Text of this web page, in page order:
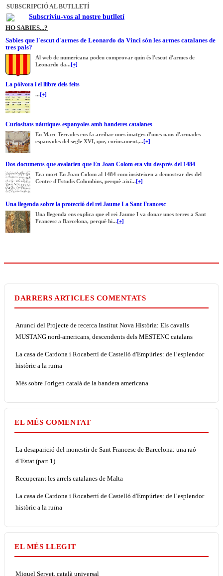
SUBSCRIPCIÓ AL BUTLLETÍ
Subscriviu-vos al nostre butlletí
HO SABIES...?
Sabies que l'escut d'armes de Leonardo da Vinci són les armes catalanes de
tres pals?
Al web de numericana podeu comprovar quin és l'escut d'armes de
Leonardo da... [+]
La pólvora i el llibre dels feits
... [+]
Curiositats nàutiques espanyoles amb banderes catalanes
En Marc Terrades ens fa arribar unes imatges d'unes naus d'armades
espanyoles del segle XVI, que, curiosament,... [+]
Dos documents que avalarien que En Joan Colom era viu després del 1484
Era mort En Joan Colom al 1484 com insisteixen a demostrar des del
Centre d'Estudis Colombins, perquè així... [+]
Una llegenda sobre la protecció del rei Jaume I a Sant Francesc
Una llegenda ens explica que el rei Jaume I va donar unes terres a Sant
Francesc a Barcelona, perquè hi... [+]
DARRERS ARTICLES COMENTATS
Anunci del Projecte de recerca Institut Nova Història: Els cavalls
MUSTANG nord-americans, descendents dels MESTENC catalans
La casa de Cardona i Rocabertí de Castelló d'Empúries: de l’esplendor
històric a la ruïna
Més sobre l'origen català de la bandera americana
EL MÉS COMENTAT
La desaparició del monestir de Sant Francesc de Barcelona: una raó
d’Estat (part 1)
Recuperant les arrels catalanes de Malta
La casa de Cardona i Rocabertí de Castelló d'Empúries: de l’esplendor
històric a la ruïna
EL MÉS LLEGIT
Miquel Servet, català universal